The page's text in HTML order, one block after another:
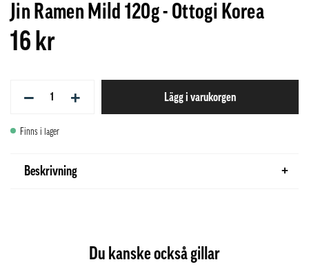
Jin Ramen Mild 120g - Ottogi Korea
16 kr
− + Lägg i varukorgen
Finns i lager
Beskrivning
Du kanske också gillar